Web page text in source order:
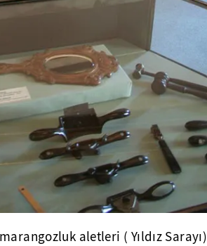
aletleri ( Yıldız Sarayı)